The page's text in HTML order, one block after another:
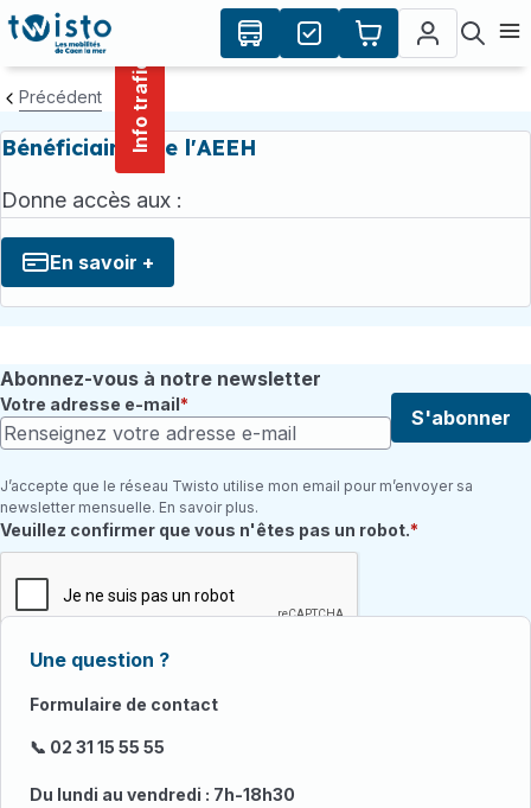
principal
Info trafic
Précédent
Bénéficiaires de l'AEEH
Donne accès aux :
En savoir +
Abonnez-vous à notre newsletter
Votre adresse e-mail
S'abonner
J’accepte que le réseau Twisto utilise mon email pour m’envoyer sa
newsletter mensuelle. En savoir plus.
Champ requis
Veuillez confirmer que vous n'êtes pas un robot.
Une question ?
Formulaire de contact
📞 02 31 15 55 55
Du lundi au vendredi : 7h-18h30
Panneau de gestion des cookies